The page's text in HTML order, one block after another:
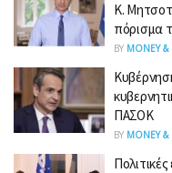
Κ.
πόρισμα
BY MONEY &
ΠΑΣΟΚ
BY MONEY &